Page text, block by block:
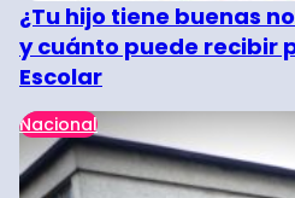
¿Tu hijo tiene buenas
y cuánto puede recibir
Escolar
Nacional